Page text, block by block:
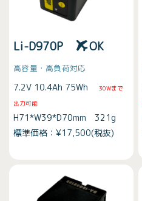
Li-D970P OK
高容量・高負荷対応
7.2V 10.4Ah 75Wh
30Wまで
出力可能
H71*W39*D70mm 321g
標準価格：¥17,500(税抜)